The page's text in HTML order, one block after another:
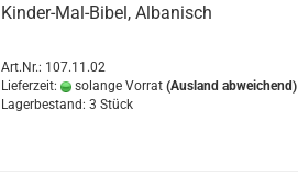
Kinder-Mal-Bibel, Albanisch
Art.Nr.: 107.11.02
Lieferzeit:
solange Vorrat (Ausland abweichend)
Lagerbestand: 3 Stück